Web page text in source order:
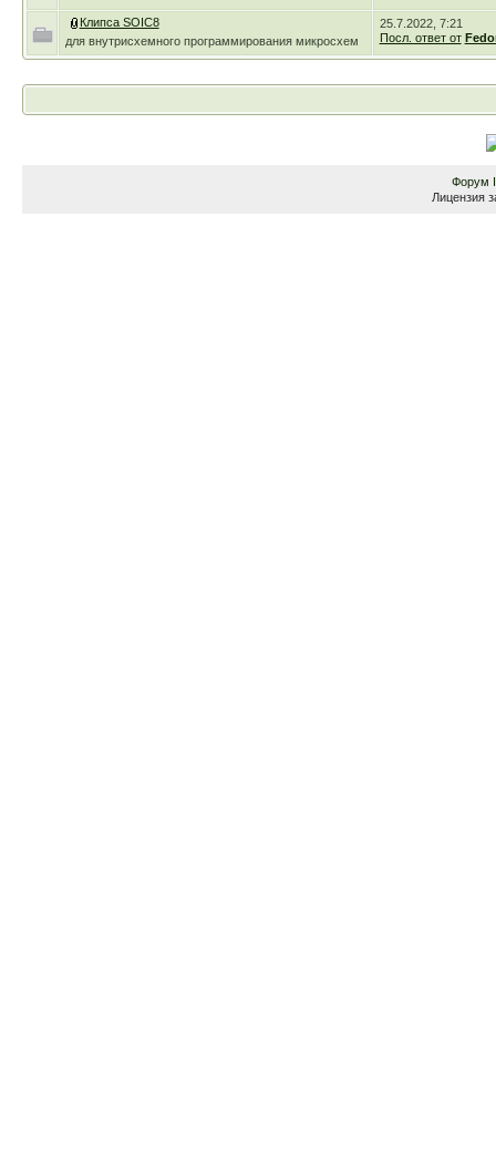
Клипса SOIC8
для внутрисхемного программирования микросхем
25.7.2022, 7:21
Посл. ответ от
Форум
Лицензия